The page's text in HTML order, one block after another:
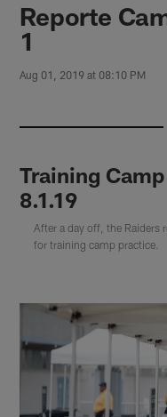
Reporte
1
Aug 01, 2019 at 08:10 PM
Training
8.1.19
After a day off, the Raiders
for training camp practice.